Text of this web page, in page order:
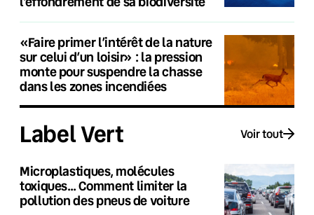
«Faire primer l’intérêt de la nature
sur celui d’un loisir» : la pression
monte pour suspendre la chasse
dans les zones incendiées
Label Vert Voir tout
Microplastiques, molécules
toxiques… Comment limiter la
pollution des pneus de voiture